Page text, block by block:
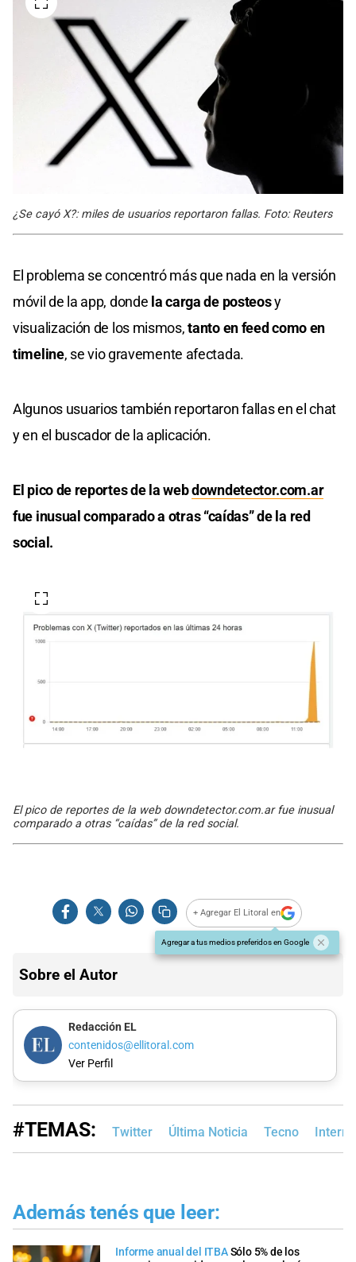
¿Se cayó X?: miles de usuarios reportaron fallas. Foto: Reuters
El problema se concentró más que nada en la versión
móvil de la app, donde la carga de posteosy
visualización de los mismos,tanto en feed como en
timeline, se vio gravemente afectada.
Algunos usuarios también reportaron fallas en el chat
y en el buscador de la aplicación.
El pico de reportes de la webdowndetector.com.ar
fue inusual comparado a otras “caídas” de la red
social.
El pico de reportes de la web downdetector.com.ar fue inusual
comparado a otras “caídas” de la red social.
+ Agregar El Litoral en
Agregar a tus medios preferidos en Google
Sobre el Autor
Redacción EL
contenidos@ellitoral.com
Ver Perfil
#TEMAS: Twitter Última Noticia Tecno
Además tenés que leer:
Informe anual del ITBASólo 5% de los